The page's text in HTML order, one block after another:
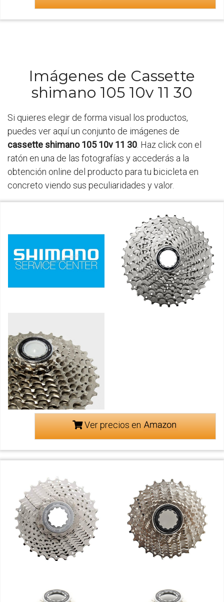
Imágenes de Cassette
shimano 105 10v 11 30
Si quieres elegir de forma visual los productos,
puedes ver aquí un conjunto de imágenes de
cassette shimano 105 10v 11 30 . Haz click con el
ratón en una de las fotografías y accederás a la
obtención online del producto para tu bicicleta en
concreto viendo sus peculiaridades y valor.
Ver precios en